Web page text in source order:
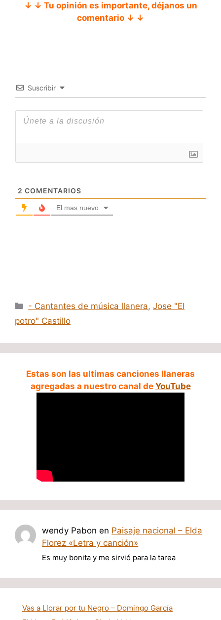
↓ ↓ Tu opinión es importante, déjanos un
comentario ↓ ↓
Suscribir
2 COMENTARIOS
El mas nuevo
Categorías
- Cantantes de música llanera,Jose "El
potro" Castillo
Estas son las ultimas canciones llaneras
agregadas a nuestro canal de YouTube
wendy Pabon en Paisaje nacional – Elda
Florez «Letra y canción»
Es muy bonita y me sirvió para la tarea
Vas a Llorar por tu Negro – Domingo García